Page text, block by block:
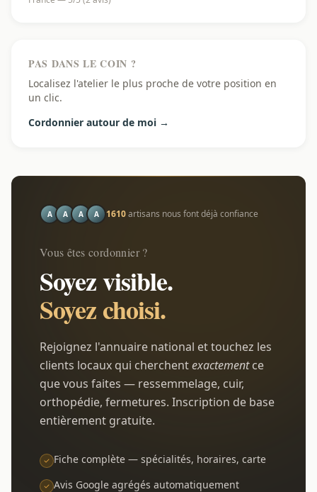
PAS DANS LE COIN ?
Localisez l'atelier le plus proche de votre position en
un clic.
Cordonnier autour de moi →
A A A A 1610artisans nous font déjà confiance
Vous êtes cordonnier ?
Soyez visible.
Soyez choisi.
Rejoignez l'annuaire national et touchez les
clients locaux qui cherchentexactementce
que vous faites — ressemmelage, cuir,
orthopédie, fermetures. Inscription de base
entièrement gratuite.
Fiche complète — spécialités, horaires, carte
Avis Google agrégés automatiquement